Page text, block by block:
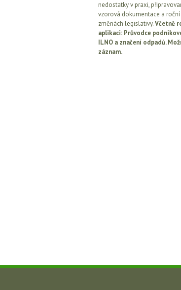
nedostatky v praxi,
vzorová dokumentace a
změnách legislativy.Včetně
aplikaci: Průvodce
ILNO a značení odpadů.
záznam.